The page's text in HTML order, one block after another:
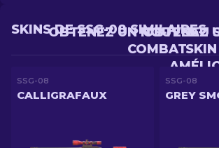
OBTENEZ
OBTENEZ UN NOUVEAU
COMBAT
SKINS DE SSG-08 SIMILAIRES
SSG-08
CALLIGRAFAUX
SSG-08
GREY